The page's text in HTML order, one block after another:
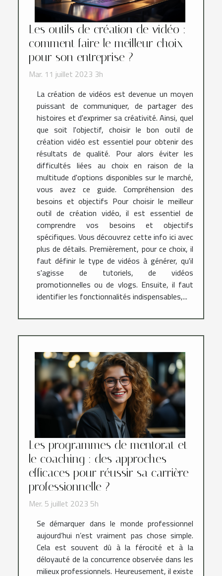
Les outils de création de vidéo :
comment faire le meilleur choix
pour son entreprise ?
Mar. 11 juillet 2023 3h
La création de vidéos est devenue un moyen
puissant de communiquer, de partager des
histoires et d'exprimer sa créativité. Ainsi, quel
que soit l'objectif, choisir le bon outil de
création vidéo est essentiel pour obtenir des
résultats de qualité. Pour alors éviter les
difficultés liées au choix en raison de la
multitude d'options disponibles sur le marché,
vous avez ce guide. Compréhension des
besoins et objectifs Pour choisir le meilleur
outil de création vidéo, il est essentiel de
comprendre vos besoins et objectifs
spécifiques. Vous découvrez cette info ici avec
plus de détails. Premièrement, pour ce choix, il
faut définir le type de vidéos à générer, qu'il
s'agisse de tutoriels, de vidéos
promotionnelles ou de vlogs. Ensuite, il faut
identifier les fonctionnalités indispensables,...
Les programmes de mentorat et
le coaching : des approches
efficaces pour réussir sa carrière
professionnelle ?
Mer. 5 juillet 2023 5h
Se démarquer dans le monde professionnel
aujourd’hui n’est vraiment pas chose simple.
Cela est souvent dû à la férocité et à la
déloyauté de la concurrence observée dans les
milieux professionnels. Heureusement, il existe